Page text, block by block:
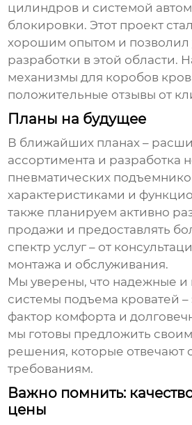
цилиндров и системой
блокировки. Этот проект
хорошим опытом и позволил
разработки в этой области.
механизмы для коробов
положительные отзывы от
Планы на будущее
В ближайших планах –
ассортимента и разработка
пневматических
характеристиками и
также планируем активно
продажи и предоставлять
спектр услуг – от
монтажа и обслуживания.
Мы уверены, что надежные и
системы подъема кроватей
фактор комфорта и
мы готовы предложить
решения, которые отвечают
требованиям.
Важно помнить:
цены